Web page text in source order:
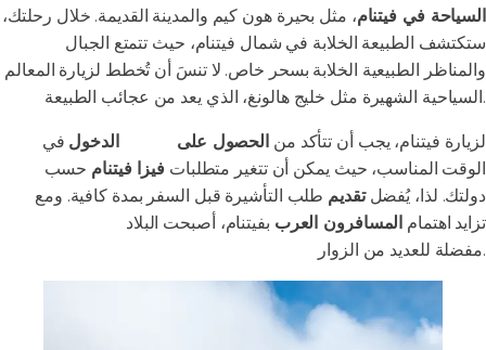
السياحة في فيتنام، مثل بحيرة هون كيم والمدينة القديمة. خلال رحلتك،
ستكتشف الطبيعة الخلابة في شمال فيتنام، حيث تتمتع الجبال
والمناظر الطبيعية الخلابة بسحر خاص. لا تنسَ أن تُخطط لزيارة المعالم
السياحية الشهيرة مثل خليج هالونغ، الذي يعد من عجائب الطبيعة.
لزيارة فيتنام، يجب أن تتأكد من الحصول على الدخول في
الوقت المناسب، حيث يمكن أن تتغير متطلبات فيزا فيتنام حسب
دولتك. لذا، يُفضلتقديم طلب التأشيرة قبل السفر بمدة كافية. ومع
تزايد اهتمام المسافرون العرب بفيتنام، أصبحت البلاد
مفضلة للعديد من الزوار.